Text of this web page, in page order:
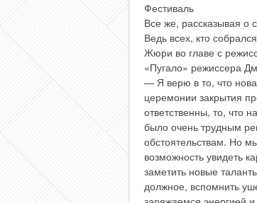
Фестиваль
Все же, рассказывая о
Ведь всех, кто
Жюри во главе с
«Пугало» режиссера
— Я верю в то, что
церемонии закрытия
ответственны, то, что
было очень трудным
обстоятельствам. Но
возможность увидеть
заметить новые
должное, вспомнить